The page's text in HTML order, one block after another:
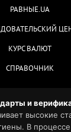
РАВНЫЕ.UA
КУРС ВАЛЮТ
СПРАВОЧНИК
и
высокие
В процессе